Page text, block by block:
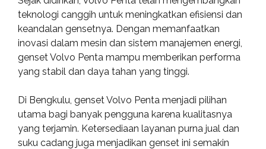
teknologi canggih untuk meningkatkan efisiensi dan
keandalan gensetnya. Dengan memanfaatkan
inovasi dalam mesin dan sistem manajemen energi,
genset Volvo Penta mampu memberikan performa
yang stabil dan daya tahan yang tinggi.
Di Bengkulu, genset Volvo Penta menjadi pilihan
utama bagi banyak pengguna karena kualitasnya
yang terjamin. Ketersediaan layanan purna jual dan
suku cadang juga menjadikan genset ini semakin